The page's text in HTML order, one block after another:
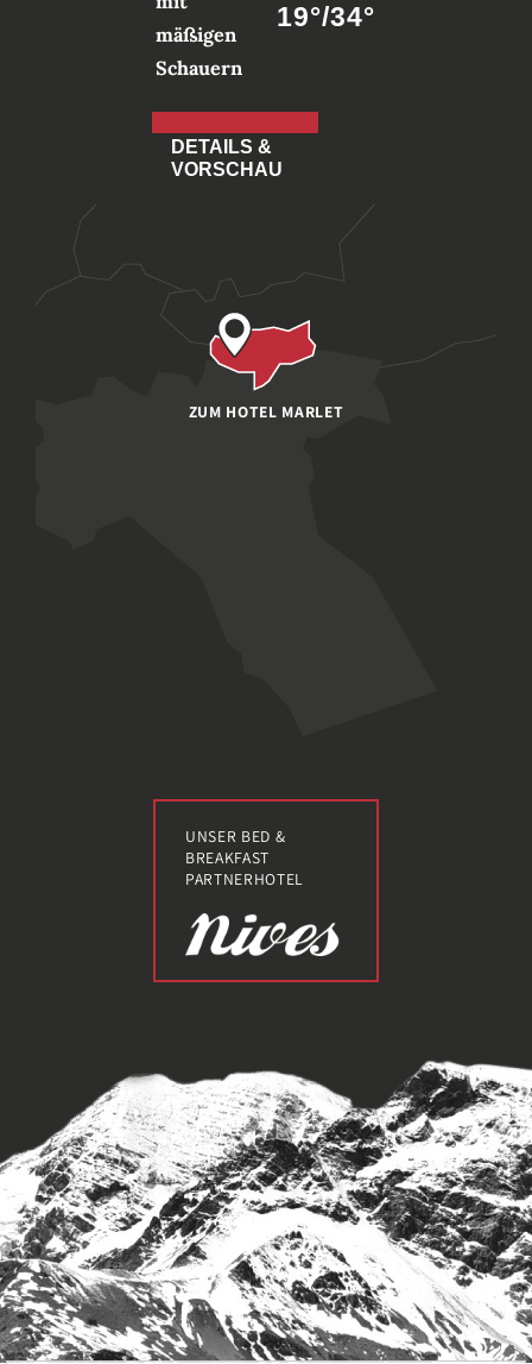
19°/34°
DETAILS &
VORSCHAU
ZUM HOTEL MARLET
UNSER BED &
BREAKFAST
PARTNERHOTEL